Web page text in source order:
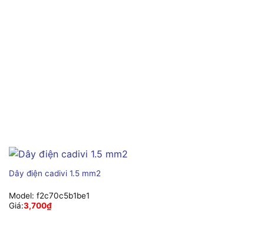
Dây điện cadivi 1.5 mm2
Model: f2c70c5b1be1
Giá:3,700₫